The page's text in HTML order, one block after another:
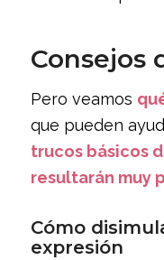
Consejos
Pero veamos
que pueden
trucos básicos
resultarán muy
Cómo
expresión